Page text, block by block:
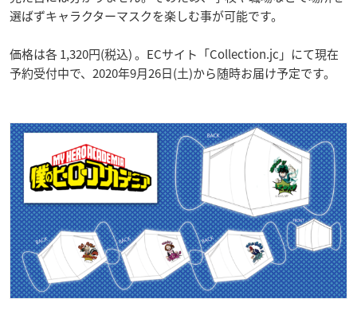
選ばずキャラクターマスクを楽しむ事が可能です。
価格は各 1,320円(税込) 。ECサイト「Collection.jc」にて現在
予約受付中で、2020年9月26日(土)から随時お届け予定です。